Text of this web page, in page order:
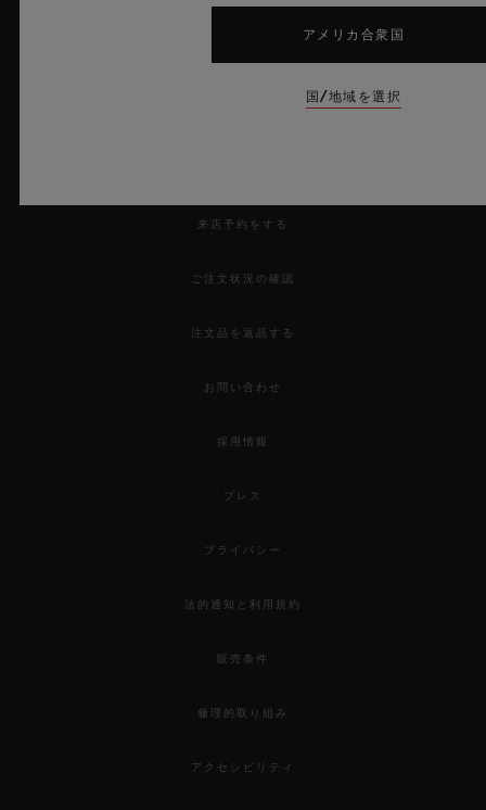
来店予約をする
ご注文状況の確認
注文品を返品する
お問い合わせ
採用情報
プレス
プライバシー
法的通知と利用規約
販売条件
倫理的取り組み
アクセシビリティ
アメリカ合衆国
国/地域を選択